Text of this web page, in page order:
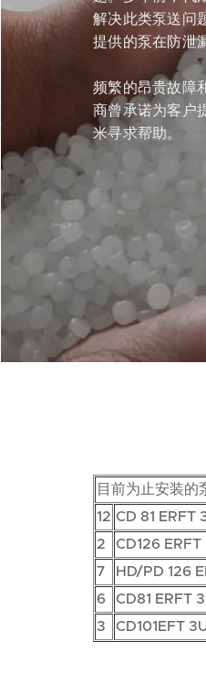
解决此类泵送问
提供的泵在防泄
频繁的昂贵故障
商曾承诺为客户
米寻求帮助。
目前为止安装的
12 CD 81 ERFT
2
CD126
7
HD/PD 126
6
CD81 ERFT
3
CD101EFT